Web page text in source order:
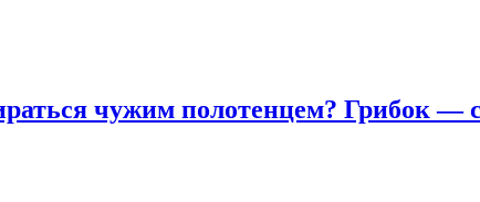
чужим полотенцем? Грибок —